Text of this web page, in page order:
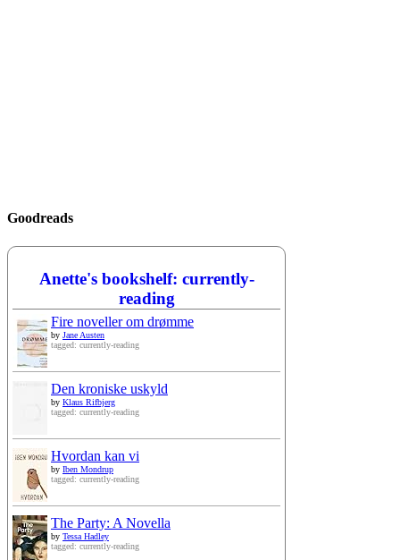
Goodreads
Anette's bookshelf: currently-
reading
Fire noveller om drømme
by Jane Austen
tagged: currently-reading
Den kroniske uskyld
by Klaus Rifbjerg
tagged: currently-reading
Hvordan kan vi
by Iben Mondrup
tagged: currently-reading
The Party: A Novella
by Tessa Hadley
tagged: currently-reading